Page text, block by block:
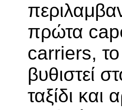
πρώτα
carriers, το
βυθιστεί
ταξίδι και